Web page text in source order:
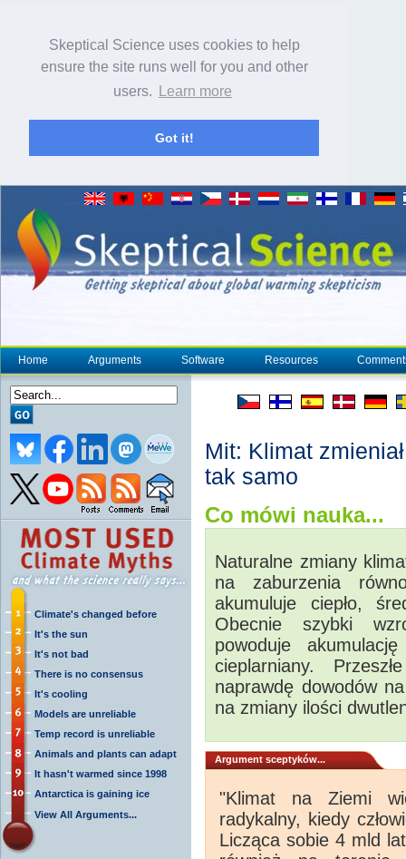
Skeptical Science uses cookies to help
ensure the site runs well for you and other
users.
Learn more
Got it!
Home Arguments Software Resources
Climate's changed before
It's the sun
It's not bad
There is no consensus
It's cooling
Models are unreliable
Temp record is unreliable
Animals and plants can adapt
It hasn't warmed since 1998
Antarctica is gaining ice
View All Arguments...
Mit: Klimat
tak samo
Co mówi nauka...
Naturalne zmiany
na zaburzenia
akumuluje ciepło,
Obecnie szybki
powoduje
cieplarniany.
naprawdę dowodów
na zmiany ilości
Argument sceptyków...
"Klimat na Ziemi
radykalny, kiedy
Licząca sobie 4 mld